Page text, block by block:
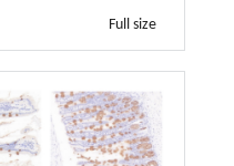
Full size